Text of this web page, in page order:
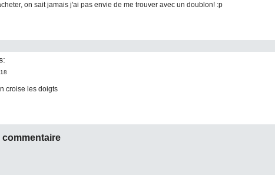
on sait jamais j'ai pas envie de me trouver avec un doublon! :p
croise les doigts
commentaire